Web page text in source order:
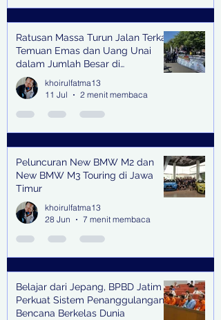
Ratusan Massa Turun Jalan Terkait
Temuan Emas dan Uang Unai
dalam Jumlah Besar di
Lingkungan Jampidsus Kejaksaan
Agung RI di Jakarta
khoirulfatma13
11 Jul
2 menit membaca
Peluncuran New BMW M2 dan
New BMW M3 Touring di Jawa
Timur
khoirulfatma13
28 Jun
7 menit membaca
Belajar dari Jepang, BPBD Jatim
Perkuat Sistem Penanggulangan
Bencana Berkelas Dunia